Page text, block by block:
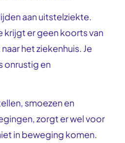
aan uitstelziekte.
krijgt er geen koorts van
het ziekenhuis. Je
onrustig en
smoezen en
zorgt er wel voor
in beweging komen.